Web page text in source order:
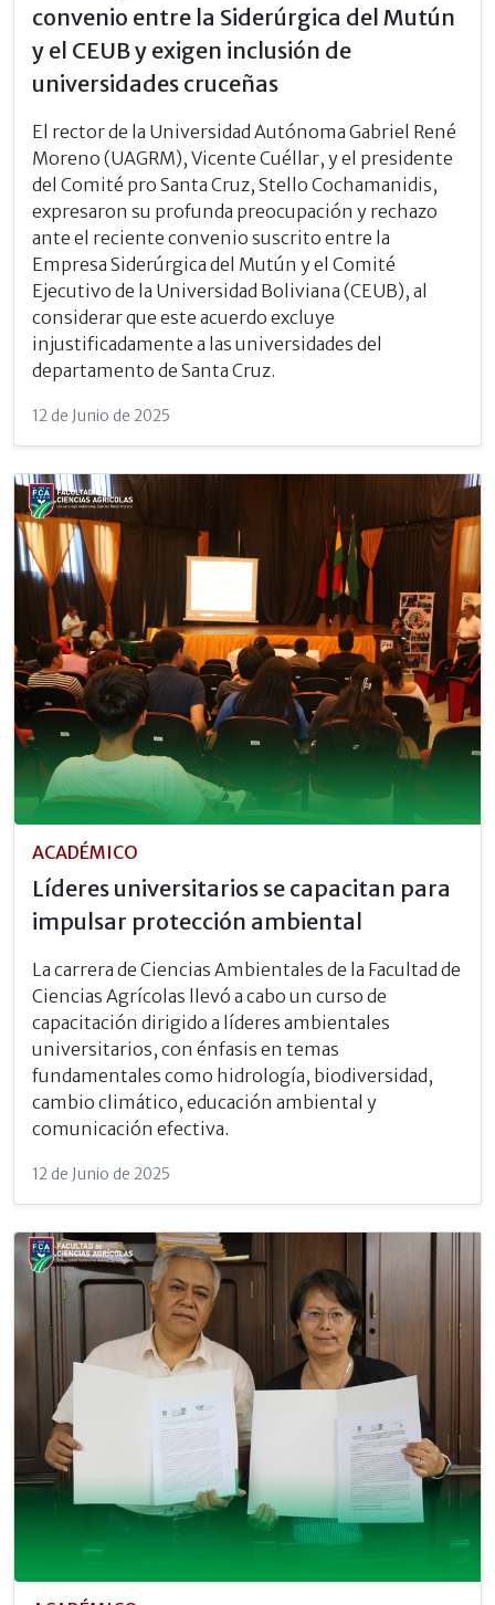
convenio entre la Siderúrgica del Mutún
y el CEUB y exigen inclusión de
universidades cruceñas
El rector de la Universidad Autónoma Gabriel René
Moreno (UAGRM), Vicente Cuéllar, y el presidente
del Comité pro Santa Cruz, Stello Cochamanidis,
expresaron su profunda preocupación y rechazo
ante el reciente convenio suscrito entre la
Empresa Siderúrgica del Mutún y el Comité
Ejecutivo de la Universidad Boliviana (CEUB), al
considerar que este acuerdo excluye
injustificadamente a las universidades del
departamento de Santa Cruz.
12 de Junio de 2025
ACADÉMICO
Líderes universitarios se capacitan para
impulsar protección ambiental
La carrera de Ciencias Ambientales de la Facultad de
Ciencias Agrícolas llevó a cabo un curso de
capacitación dirigido a líderes ambientales
universitarios, con énfasis en temas
fundamentales como hidrología, biodiversidad,
cambio climático, educación ambiental y
comunicación efectiva.
12 de Junio de 2025